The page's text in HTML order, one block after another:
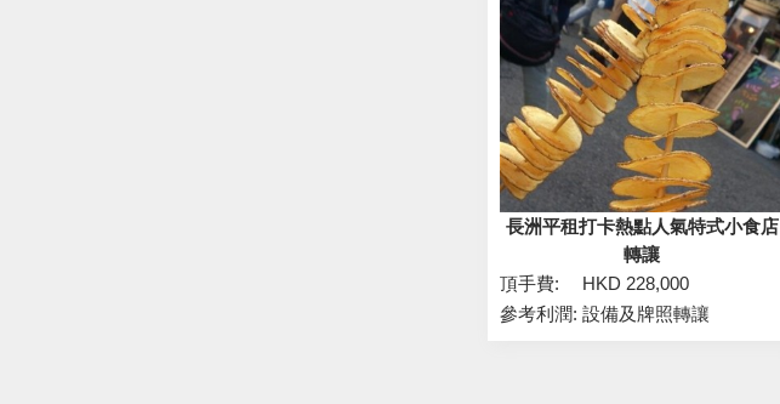
長洲平租打卡熱點人氣特式小食店
轉讓
頂手費:
HKD 228,000
參考利潤: 設備及牌照轉讓